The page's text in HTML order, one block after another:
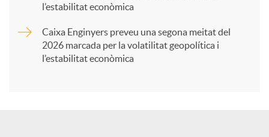
l’estabilitat econòmica
Caixa Enginyers preveu una segona meitat del
2026 marcada per la volatilitat geopolítica i
l’estabilitat econòmica